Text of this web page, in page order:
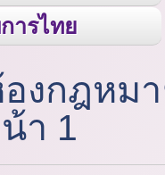
ารไทย
งกฎหม
า 1